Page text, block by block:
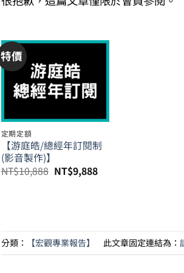
特價
定期定額
【游庭皓/總經年訂閱制
(影音製作)】
NT$10,888 原
始
NT$9,888目
前
分類： 【宏觀專業報告】 此文章固定連結為：